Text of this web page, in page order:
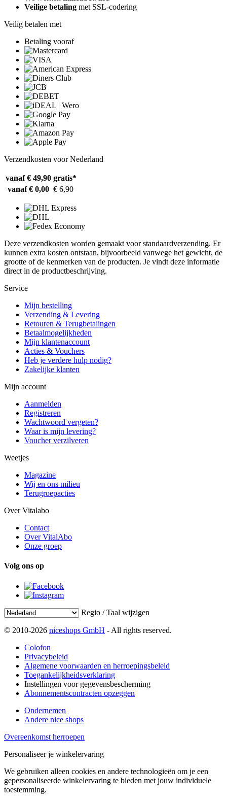
Veilige betaling met SSL-codering
Veilig betalen met
Betaling vooraf
Verzendkosten voor Nederland
vanaf € 49,90 gratis*
vanaf € 0,00 € 6,90
Deze verzendkosten worden gemaakt voor standaardverzending. Er
kunnen extra kosten ontstaan, bijvoorbeeld vanwege het gewicht, de
grootte of de kenmerken van de producten. Je vindt deze informatie
direct in de productbeschrijving.
Service
Mijn bestelling
Verzending & Levering
Retouren & Terugbetalingen
Betaalmogelijkheden
Mijn klantenaccount
Acties & Vouchers
Heb je verdere hulp nodig?
Zakelijke klanten
Mijn account
Aanmelden
Registreren
Wachtwoord vergeten?
Waar is mijn levering?
Voucher verzilveren
Weetjes
Magazine
Wij en ons milieu
Terugroepacties
Over Vitalabo
Contact
Over VitalAbo
Onze groep
Volg ons op
Regio / Taal wijzigen
© 2010-2026 niceshops GmbH - All rights reserved.
Colofon
Privacybeleid
Algemene voorwaarden en herroepingsbeleid
Toegankelijkheidsverklaring
Instellingen voor gegevensbescherming
Abonnementscontracten opzeggen
Ondernemen
Andere nice shops
Overeenkomst herroepen
Personaliseer je winkelervaring
We gebruiken alleen cookies en andere technologieën om je een
gepersonaliseerde winkelervaring te bieden met jouw individuele
toestemming.